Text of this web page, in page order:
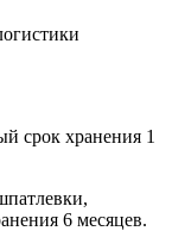
срок хранения 1
6 месяцев.